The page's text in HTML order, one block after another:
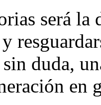
será
duda,
en